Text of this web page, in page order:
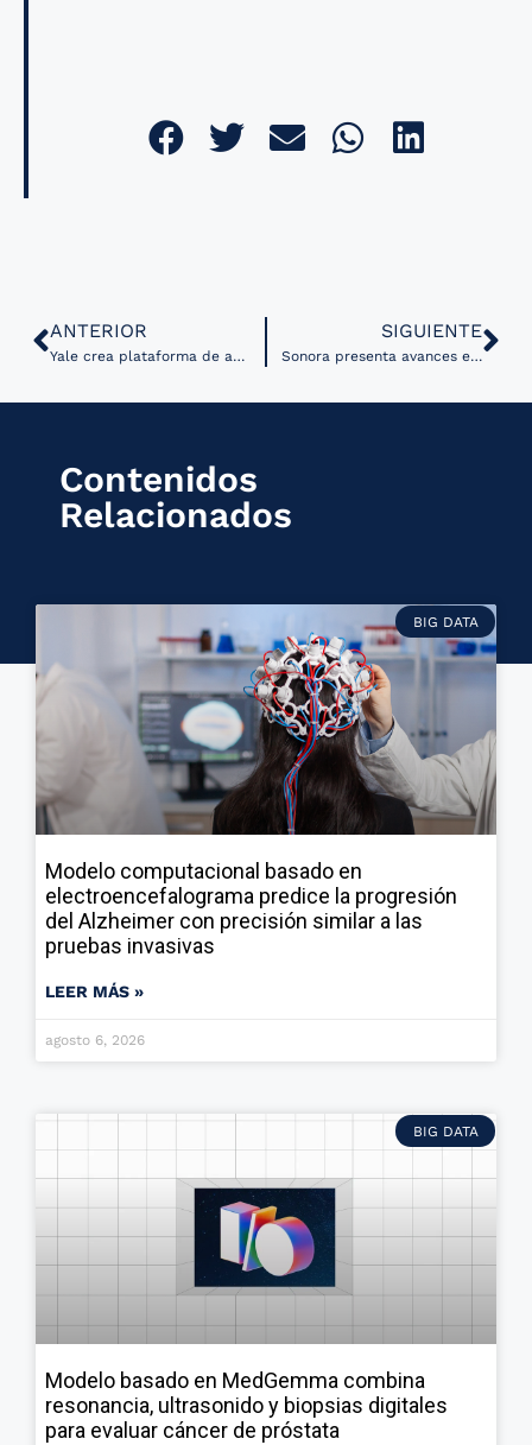
ANTERIOR
Yale crea plataforma de apoyo basada en IA para responder a futuros brotes virales
SIGUIENTE
Sonora presenta avances en servicios de telesalud
Contenidos
Relacionados
BIG DATA
Modelo computacional basado en
electroencefalograma predice la progresión
del Alzheimer con precisión similar a las
pruebas invasivas
LEER MÁS »
agosto 6, 2026
BIG DATA
Modelo basado en MedGemma combina
resonancia, ultrasonido y biopsias digitales
para evaluar cáncer de próstata